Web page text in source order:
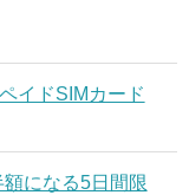
イドSIMカード
になる5日間限